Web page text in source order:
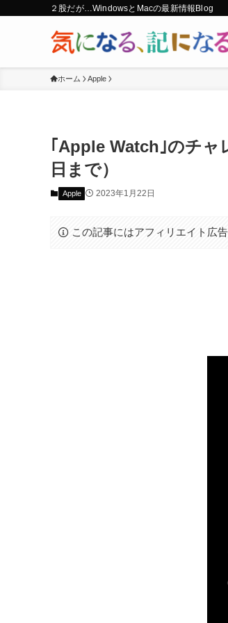
２股だが…WindowsとMacの最新情報Blog
ホーム Apple
｢Apple Watch｣のチャ
日まで）
Apple 2023年1月22日
この記事にはアフィリエイト広